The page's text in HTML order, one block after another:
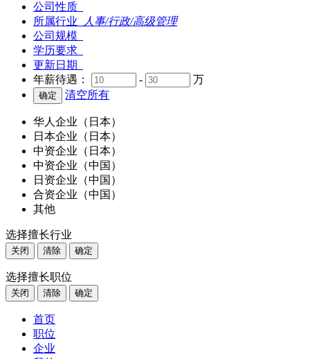
公司性质
所属行业 人事/行政/高级管理
公司规模
学历要求
更新日期
年薪待遇：
-
万
清空所有
华人企业（日本）
日本企业（日本）
中资企业（日本）
中资企业（中国）
日资企业（中国）
合资企业（中国）
其他
选择擅长行业
关闭 清除 确定
选择擅长职位
关闭 清除 确定
首页
职位
企业